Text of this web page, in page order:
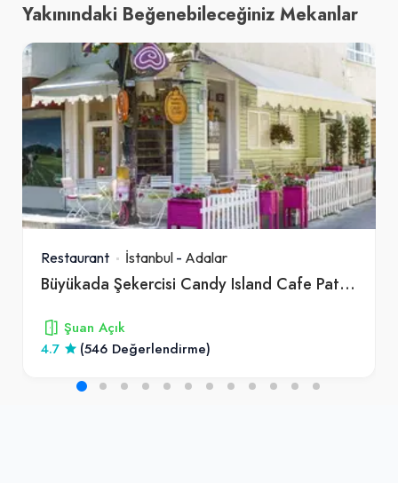
Yakınındaki Beğenebileceğiniz Mekanlar
Restaurant İstanbul - Adalar
Büyükada Şekercisi Candy Island Cafe Patisserie
Şuan Açık
4.7
(546 Değerlendirme)